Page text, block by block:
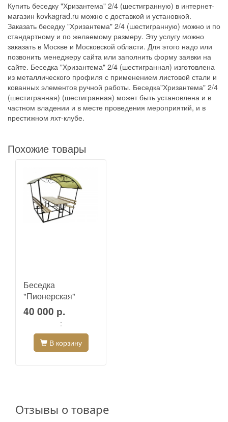
Купить беседку "Хризантема" 2/4 (шестигранную) в интернет-
магазин kovkagrad.ru можно с доставкой и установкой.
Заказать беседку "Хризантема" 2/4 (шестигранную) можно и по
стандартному и по желаемому размеру. Эту услугу можно
заказать в Москве и Московской области. Для этого надо или
позвонить менеджеру сайта или заполнить форму заявки на
сайте. Беседка "Хризантема" 2/4 (шестигранная) изготовлена
из металлического профиля с применением листовой стали и
кованных элементов ручной работы. Беседка"Хризантема" 2/4
(шестигранная) (шестигранная) может быть установлена и в
частном владении и в месте проведения мероприятий, и в
престижном яхт-клубе.
Похожие товары
Беседка
"Пионерская"
40 000 р.
:
В корзину
Отзывы о товаре